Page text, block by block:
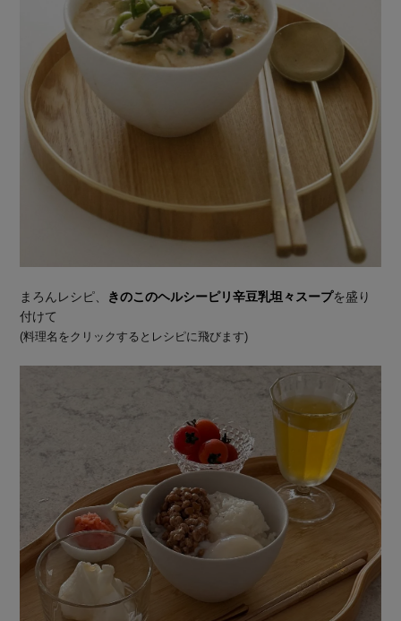
まろんレシピ、 きのこのヘルシーピリ辛豆乳坦々スープを盛り
付けて
(料理名をクリックするとレシピに飛びます)